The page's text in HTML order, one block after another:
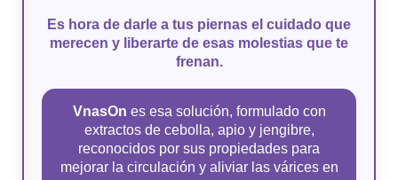
Es hora de darle a tus piernas el cuidado que
merecen y liberarte de esas molestias que te
frenan.
VnasOn es esa solución, formulado con
extractos de cebolla, apio y jengibre,
reconocidos por sus propiedades para
mejorar la circulación y aliviar las várices en